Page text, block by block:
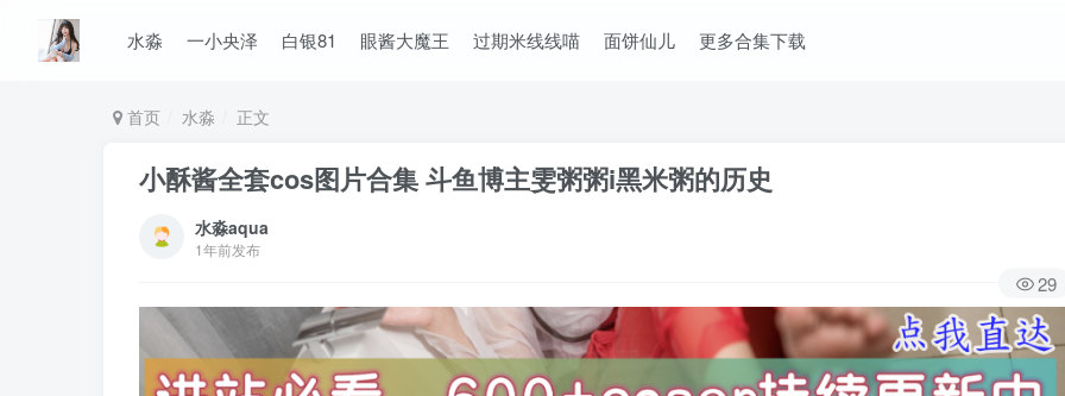
水淼 一小央泽 白银81 眼酱大魔王 过期米线线喵 面饼仙儿 更多合集下载
首页 水淼 正文
小酥酱全套cos图片合集 斗鱼博主雯粥粥i黑米粥的历史
水淼aqua
1年前发布
29